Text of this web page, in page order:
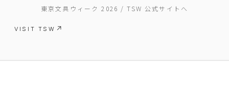
PRESS
東京文具ウィーク 2026 / TSW 公式サイトへ
VISIT TSW